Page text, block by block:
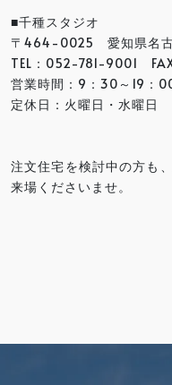
■千種スタジオ
〒464-0025 愛知県名古
TEL：052-781-9001
営業時間：9：30～19：
定休日：火曜日・水曜日
注文住宅を検討中の方も
来場くださいませ。